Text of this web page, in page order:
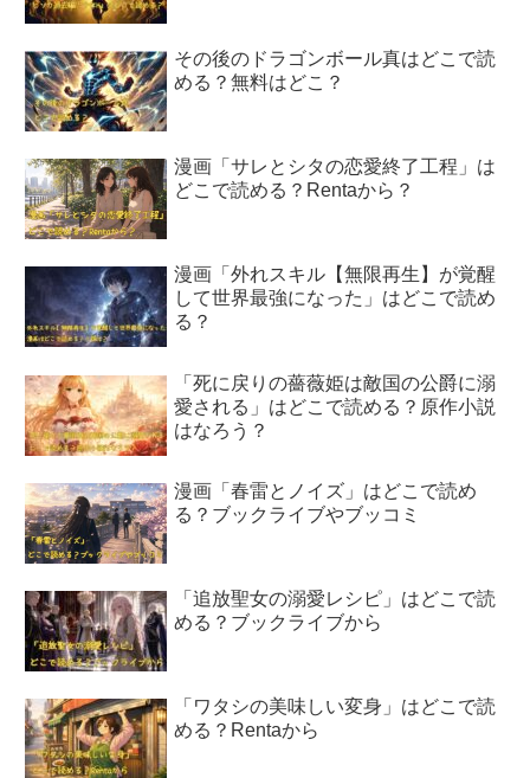
その後のドラゴンボール真はどこで読
める？無料はどこ？
漫画「サレとシタの恋愛終了工程」は
どこで読める？Rentaから？
漫画「外れスキル【無限再生】が覚醒
して世界最強になった」はどこで読め
る？
「死に戻りの薔薇姫は敵国の公爵に溺
愛される」はどこで読める？原作小説
はなろう？
漫画「春雷とノイズ」はどこで読め
る？ブックライブやブッコミ
「追放聖女の溺愛レシピ」はどこで読
める？ブックライブから
「ワタシの美味しい変身」はどこで読
める？Rentaから